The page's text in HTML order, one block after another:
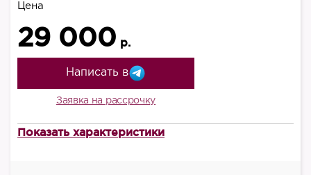
Цена
29 000 р.
Написать в
Заявка на рассрочку
В наличии
Показать характеристики